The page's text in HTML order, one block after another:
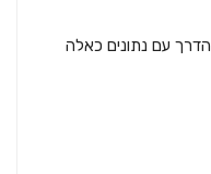
עם נתונים כאלה